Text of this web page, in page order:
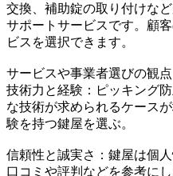
交換、補助錠の取り付けな
サポートサービスです。顧
ビスを選択できます。
サービスや事業者選びの観点
技術力と経験：ピッキング
な技術が求められるケース
験を持つ鍵屋を選ぶ。
信頼性と誠実さ：鍵屋は個
口コミや評判などを参考に